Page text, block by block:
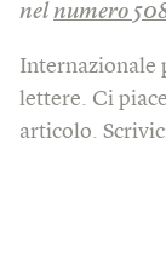
nel numero
Internazionale
lettere. Ci
articolo.